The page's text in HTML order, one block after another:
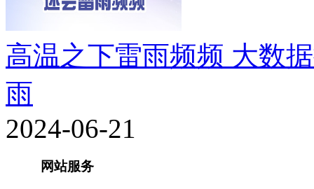
高温之下雷雨频频 大数
雨
2024-06-21
网站服务